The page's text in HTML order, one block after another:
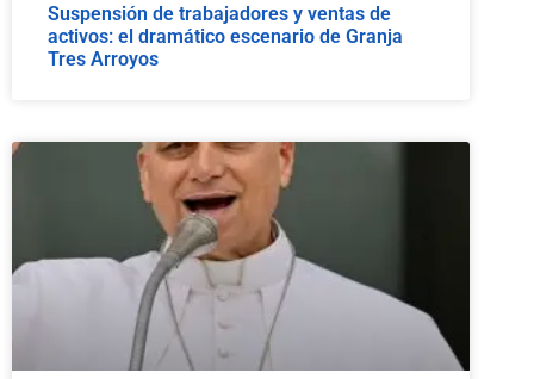
Suspensión de trabajadores y ventas de
activos: el dramático escenario de Granja
Tres Arroyos